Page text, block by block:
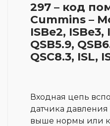
297 – код
Cummins –
ISBe2, ISBe3,
QSB5.9,
QSC8.3, ISL,
Входная цепь
датчика
выше нормы или